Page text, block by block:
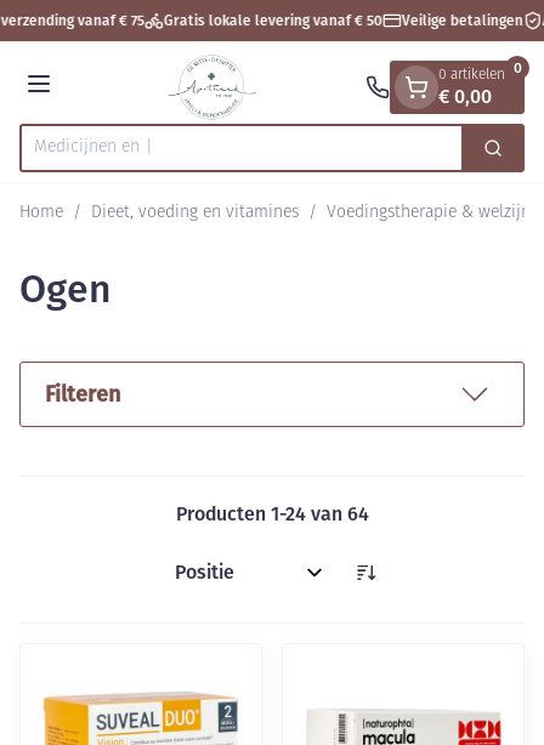
Ga naar de inhoud
1 van 1vanaf € 75 Gratis lokale levering vanaf € 50 Veilige betalingen
Menu
Product, merk, categorie... Zoek
0 artikelen
€ 0,00
0
Home / Dieet, voeding en vitamines / Voedingstherapie & welzijn
Ogen
Filteren
Producten 1-24van 64
Sorteer op: